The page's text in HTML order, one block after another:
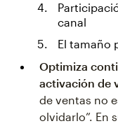
canal
El tamaño
Optimiza
activación de
de ventas no
olvidarlo”. En